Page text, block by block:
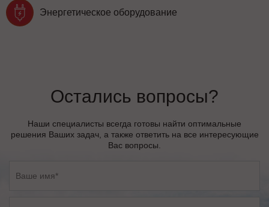
Энергетическое оборудование
Остались вопросы?
Наши специалисты всегда готовы найти оптимальные
решения Ваших задач, а также ответить на все интересующие
Вас вопросы.